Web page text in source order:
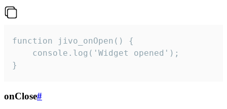
function jivo_onOpen() {
    console.log('Widget opened');
}
onClose#